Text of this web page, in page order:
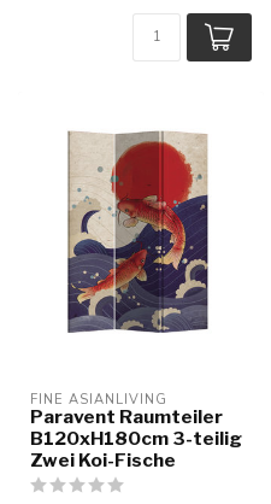
FINE ASIANLIVING
Paravent Raumteiler
B120xH180cm 3-teilig
Zwei Koi-Fische